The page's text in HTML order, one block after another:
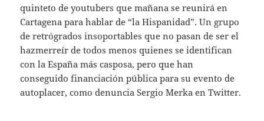
quinteto de youtubers que mañana se reunirá en
Cartagena para hablar de “la Hispanidad”. Un grupo
de retrógrados insoportables que no pasan de ser el
hazmerreír de todos menos quienes se identifican
con la España más casposa, pero que han
conseguido financiación pública para su evento de
autoplacer, como denuncia Sergio Merka en Twitter.